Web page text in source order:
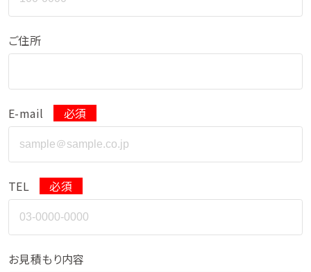
ご住所
E-mail 必須
TEL 必須
お見積もり内容